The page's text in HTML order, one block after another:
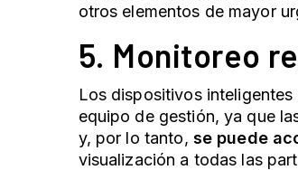
otros elementos de mayor
5. Monitoreo
Los dispositivos
equipo de gestión, ya que
y, por lo tanto, se puede
visualización a todas las